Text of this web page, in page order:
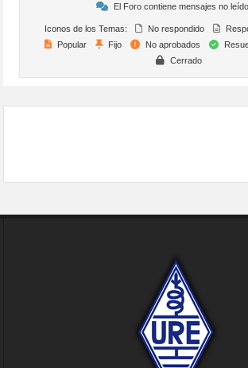
El Foro contiene mensajes no
Iconos de los Temas: No respondido
Popular
Fijo No aprobados
Cerrado